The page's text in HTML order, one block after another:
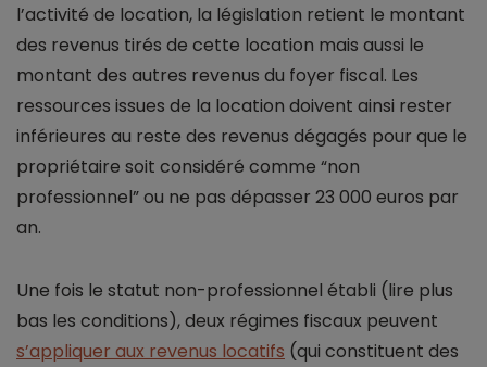
l’activité de location, la législation retient le montant
des revenus tirés de cette location mais aussi le
montant des autres revenus du foyer fiscal. Les
ressources issues de la location doivent ainsi rester
inférieures au reste des revenus dégagés pour que le
propriétaire soit considéré comme “non
professionnel” ou ne pas dépasser 23 000 euros par
an.
Une fois le statut non-professionnel établi (lire plus
bas les conditions), deux régimes fiscaux peuvent
s’appliquer aux revenus locatifs (qui constituent des